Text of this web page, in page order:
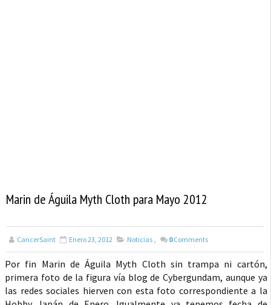
Marin de Águila Myth Cloth para Mayo 2012
CancerSaint Enero 23, 2012 Noticias , 0 Comments
Por fin Marin de Águila Myth Cloth sin trampa ni cartón,
primera foto de la figura vía blog de Cybergundam, aunque ya
las redes sociales hierven con esta foto correspondiente a la